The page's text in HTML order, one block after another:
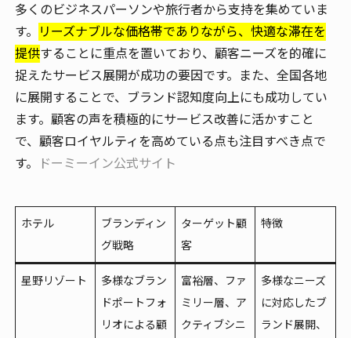
多くのビジネスパーソンや旅行者から支持を集めていま
す。 リーズナブルな価格帯でありながら、快適な滞在を
提供することに重点を置いており、顧客ニーズを的確に
捉えたサービス展開が成功の要因です。また、全国各地
に展開することで、ブランド認知度向上にも成功してい
ます。顧客の声を積極的にサービス改善に活かすこと
で、顧客ロイヤルティを高めている点も注目すべき点で
す。
ドーミーイン公式サイト
ホテル
ブランディン
グ戦略
ターゲット顧
客
特徴
星野リゾート
多様なブラン
ドポートフォ
リオによる顧
富裕層、ファ
ミリー層、ア
クティブシニ
多様なニーズ
に対応したブ
ランド展開、